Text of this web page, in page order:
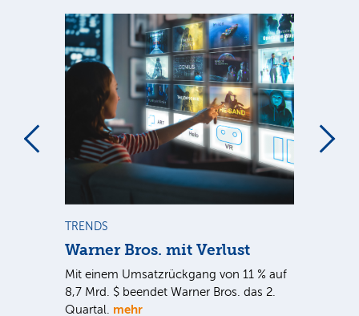
TRENDS
Warner Bros. mit Verlust
Mit einem Umsatzrückgang von 11 % auf
8,7 Mrd. $ beendet Warner Bros. das 2.
Quartal. mehr